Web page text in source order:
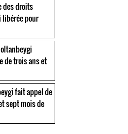
des droits
pour
de trois ans et
fait appel de
sept mois de